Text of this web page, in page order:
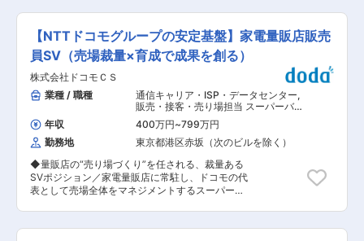
す。これまでの経験を活かし、コミュニケーショ
ンスキルを一層伸ばすことができます。 ◎当社内
でジョブローテーションを通じて他の業務にもチ
ャレンジできる機会もございます。 ■キャリアパ
ス 入社後（1年〜3年）のキャリアパス例※本人の
適性や意向を考慮します。 （1）一般社員→サブ
マネージャー （2）一般社員→他部署へ異動（一
般社員）→他部署サブマネージャー ■当社につい
て お弁当サプライヤー（メーカー）と消費者をつ
なぐ、オフライン（店舗）・オンライン（ECサイ
ト）のプラットフォームを運営。上場企業を中心
に500社以上の導入実績のあるオフィスの空きス
ペースを活用したお弁当社食サービス「社食
などで活用されている日本最大級のお弁当デリバ
リーECサイト「お弁当デリ」、都内の大型オフィ
ショナルエクセレンス」を実現することをミッシ
ョンとしています。 今回募集するCSサービスイ
ノベーション課は、楽天モバイルのサービス全般
における顧客満足度向上の主導部門です。 リリー
ス前の要件定義・開発起案から、リリース後の
VOC分析・改善提案まで、上流から下流まで一貫
して関わり、顕在課題／潜在課題の解消に取り組
む組織です。 ■業務内容 サービス運用改善およ
び業務効率化を中心に、サービス品質の向上を推
進いただきます。 ・KPIの設計・定義更新、モニ
タリング、およびパフォーマンス管理と改善 ・業
務改善におけるプロセス設計、進捗管理、結果分
析 ・新規業務の企画および改善活動のロードマッ
プの作成と進捗管理 ・標準業務手順（SOP）の作
成・整備・更新 ・ナレッジ・FAQなどサポートコ
ンテンツの作成・整備、および活用促進 ・トレー
【NTTドコモグループの安定基盤】家電量販店販売
員SV（売場裁量×育成で成果を創る）
株式会社ドコモＣＳ
業種 / 職種
通信キャリア・ISP・データセンター,
販売・接客・売り場担当 スーパーバイ
ザー
年収 400万円~799万円
勤務地
東京都港区赤坂（次のビルを除く）
◆量販店の“売り場づくり”を任される、裁量ある
SVポジション／家電量販店に常駐し、ドコモの代
表として売場全体をマネジメントするスーパーバ
ただきます◆ ＼こんな方におすすめ／ ◎現在、